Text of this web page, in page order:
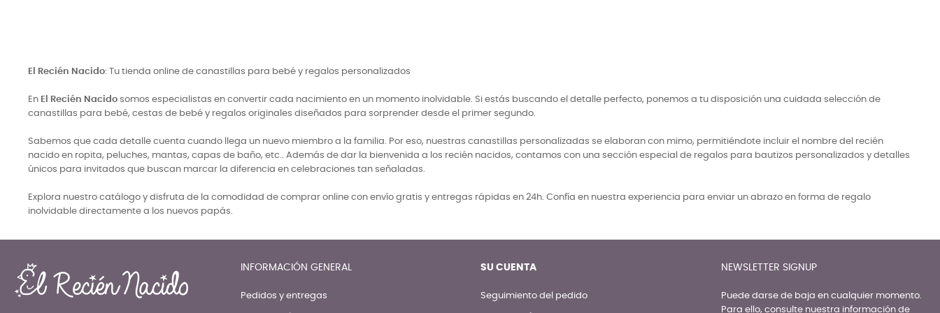
El Recién Nacido: Tu tienda online de canastillas para bebé y regalos personalizados
En El Recién Nacido somos especialistas en convertir cada nacimiento en un momento inolvidable. Si estás buscando el detalle perfecto, ponemos a tu disposición una cuidada selección de
canastillas para bebé, cestas de bebé y regalos originales diseñados para sorprender desde el primer segundo.
Sabemos que cada detalle cuenta cuando llega un nuevo miembro a la familia. Por eso, nuestras canastillas personalizadas se elaboran con mimo, permitiéndote incluir el nombre del recién
nacido en ropita, peluches, mantas, capas de baño, etc.. Además de dar la bienvenida a los recién nacidos, contamos con una sección especial de regalos para bautizos personalizados y detalles
únicos para invitados que buscan marcar la diferencia en celebraciones tan señaladas.
Explora nuestro catálogo y disfruta de la comodidad de comprar online con envío gratis y entregas rápidas en 24h. Confía en nuestra experiencia para enviar un abrazo en forma de regalo
inolvidable directamente a los nuevos papás.
INFORMACIÓN GENERAL
Pedidos y entregas
SU CUENTA
Seguimiento del pedido
NEWSLETTER SIGNUP
Puede darse de baja en cualquier momento.
Para ello, consulte nuestra información de